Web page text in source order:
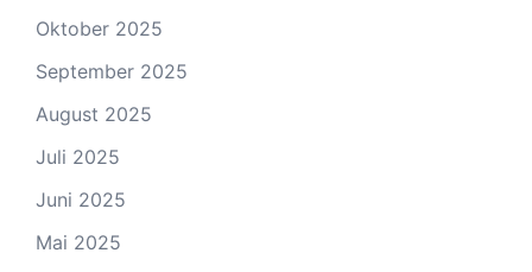
Oktober 2025
September 2025
August 2025
Juli 2025
Juni 2025
Mai 2025